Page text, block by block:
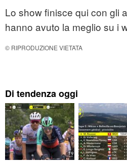
Lo show finisce qui con gli
hanno avuto la meglio su i
© RIPRODUZIONE VIETATA
Di tendenza oggi